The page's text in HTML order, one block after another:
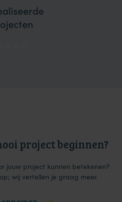
project beginnen?
jouw project kunnen betekenen?
wij vertellen je graag meer.